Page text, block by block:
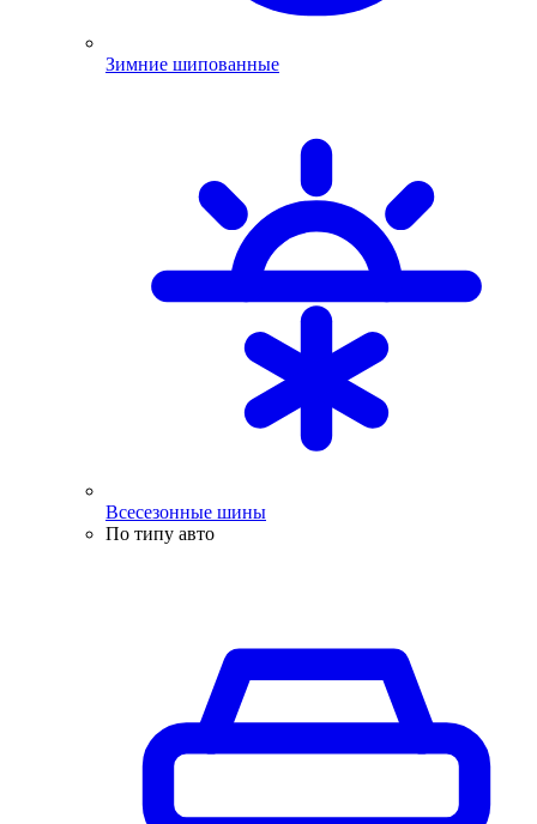
Зимние шипованные
Всесезонные шины
По типу авто